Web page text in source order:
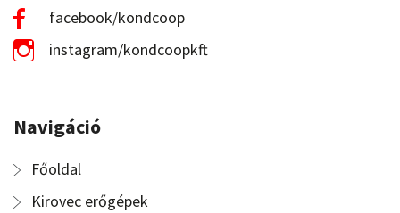
facebook/kondcoop
instagram/kondcoopkft
Navigáció
Főoldal
Kirovec erőgépek